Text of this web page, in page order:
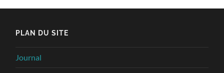
PLAN DU SITE
Journal